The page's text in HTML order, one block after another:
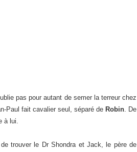
pas pour autant de semer la terreur chez
Paul fait cavalier seul, séparé de Robin. De
à lui.
trouver le Dr Shondra et Jack, le père de